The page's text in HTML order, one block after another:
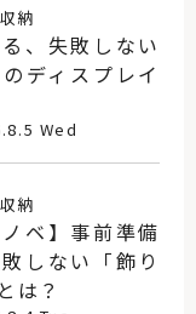
収納
、失敗しない
のディスプレイ
Wed
収納
ノベ】事前準備
しない「飾り
は？